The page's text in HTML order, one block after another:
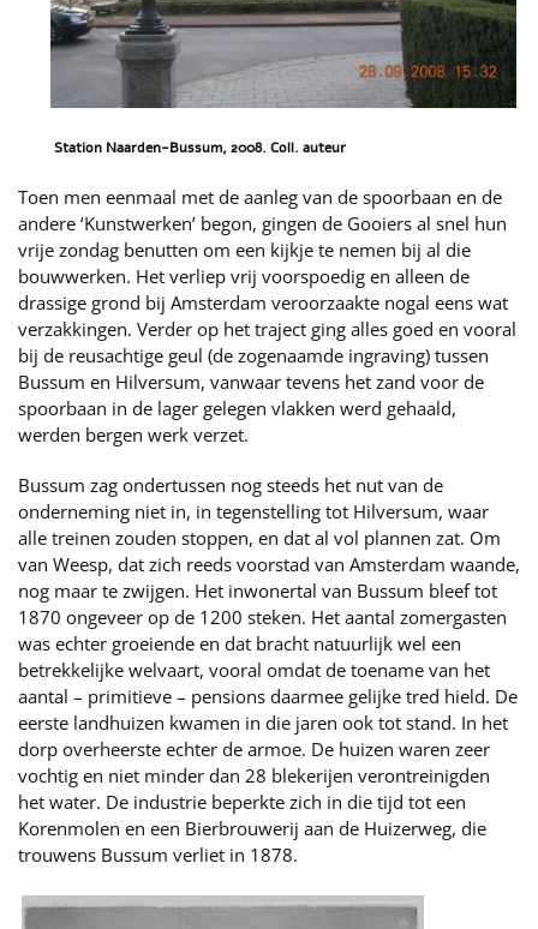
Station Naarden-Bussum, 2008. Coll. auteur
Toen men eenmaal met de aanleg van de spoorbaan en de
andere ‘Kunstwerken’ begon, gingen de Gooiers al snel hun
vrije zondag benutten om een kijkje te nemen bij al die
bouwwerken. Het verliep vrij voorspoedig en alleen de
drassige grond bij Amsterdam veroorzaakte nogal eens wat
verzakkingen. Verder op het traject ging alles goed en vooral
bij de reusachtige geul (de zogenaamde ingraving) tussen
Bussum en Hilversum, vanwaar tevens het zand voor de
spoorbaan in de lager gelegen vlakken werd gehaald,
werden bergen werk verzet.
Bussum zag ondertussen nog steeds het nut van de
onderneming niet in, in tegenstelling tot Hilversum, waar
alle treinen zouden stoppen, en dat al vol plannen zat. Om
van Weesp, dat zich reeds voorstad van Amsterdam waande,
nog maar te zwijgen. Het inwonertal van Bussum bleef tot
1870 ongeveer op de 1200 steken. Het aantal zomergasten
was echter groeiende en dat bracht natuurlijk wel een
betrekkelijke welvaart, vooral omdat de toename van het
aantal – primitieve – pensions daarmee gelijke tred hield. De
eerste landhuizen kwamen in die jaren ook tot stand. In het
dorp overheerste echter de armoe. De huizen waren zeer
vochtig en niet minder dan 28 blekerijen verontreinigden
het water. De industrie beperkte zich in die tijd tot een
Korenmolen en een Bierbrouwerij aan de Huizerweg, die
trouwens Bussum verliet in 1878.